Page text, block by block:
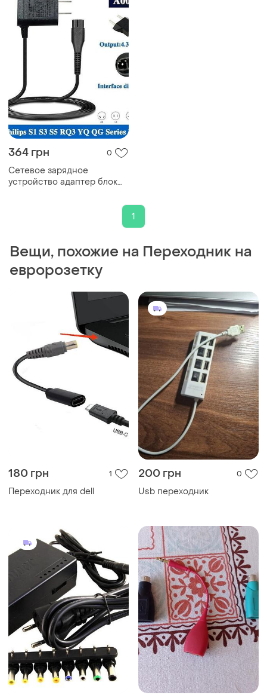
364 грн 0
Сетевое зарядное
устройство адаптер блок
1
Вещи, похожие на Переходник на
евророзетку
180 грн 1
Переходник для dell
200 грн 0
Usb переходник